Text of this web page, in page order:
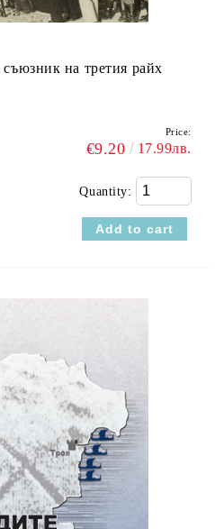
на третия райх
Price:
€9.20 17.99лв.
Quantity: